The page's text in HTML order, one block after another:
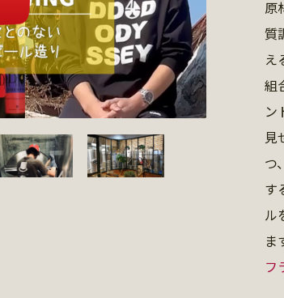
原
質
え
組
ン
見
つ
す
ル
ま
フ